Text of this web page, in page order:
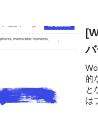
的
と
は